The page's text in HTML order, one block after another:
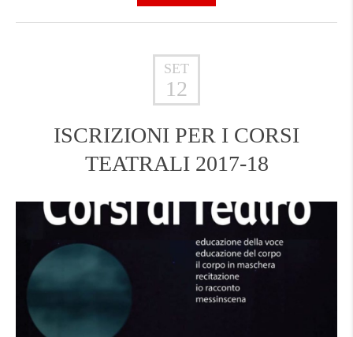
SET
12
ISCRIZIONI PER I CORSI
TEATRALI 2017-18